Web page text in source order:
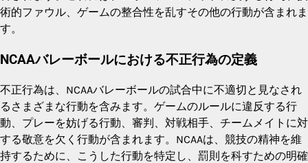
術的ファウル、ゲームの整合性を乱すその他の行動が含まれま
す。
NCAAバレーボールにおける不正行為の定義
不正行為は、NCAAバレーボールの試合中に不適切と見なされ
るさまざまな行動を含みます。ゲームのルールに違反する行
動、プレーを妨げる行動、審判、対戦相手、チームメイトに対
する敬意を欠く行動が含まれます。NCAAは、競技の精神を維
持するために、こうした行動を特定し、罰則を科すための明確